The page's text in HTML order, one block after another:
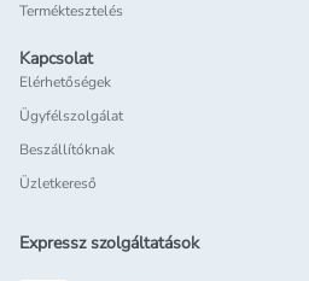
Terméktesztelés
Kapcsolat
Elérhetőségek
Ügyfélszolgálat
Beszállítóknak
Üzletkereső
Expressz szolgáltatások